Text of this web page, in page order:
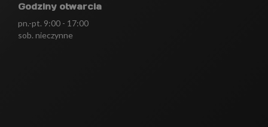
Godziny otwarcia
pn.-pt. 9:00 - 17:00
sob. nieczynne